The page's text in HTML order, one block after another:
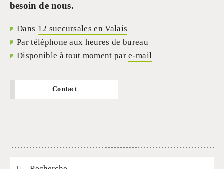
besoin de nous.
Dans 12 succursales en Valais
Partéléphone aux heures de bureau
Disponible à tout moment pare-mail
Contact